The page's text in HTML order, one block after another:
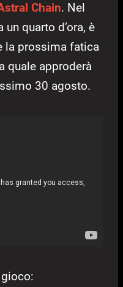
Chain. Nel
quarto d’ora, è
la prossima fatica
quale approderà
30 agosto.